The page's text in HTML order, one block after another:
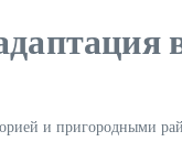
и пригородными